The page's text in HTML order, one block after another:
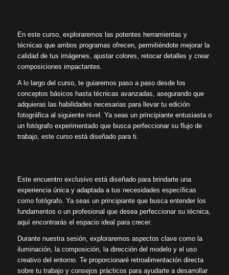
En este curso, exploraremos las potentes herramientas y
técnicas que ambos programas ofrecen, permitiéndote mejorar la
calidad de tus imágenes, ajustar colores, retocar detalles y crear
composiciones impactantes.
A lo largo del curso, te guiaremos paso a paso desde los
conceptos básicos hasta técnicas avanzadas, asegurando que
adquieras las habilidades necesarias para llevar tu edición
fotográfica al siguiente nivel. Ya seas un principiante entusiasta o
un fotógrafo experimentado que busca perfeccionar su flujo de
trabajo, este curso está diseñado para ti.
Este encuentro exclusivo está diseñado para brindarte una
experiencia única y adaptada a tus necesidades específicas
como fotógrafo. Ya seas un principiante que busca entender los
fundamentos o un profesional que desea perfeccionar su técnica,
aquí encontrarás el espacio ideal para crecer.
Durante nuestra sesión, exploraremos aspectos clave como la
iluminación, la composición, la dirección del modelo y el uso
creativo del entorno. Te proporcionaré retroalimentación directa
sobre tu trabajo y consejos prácticos para ayudarte a desarrollar